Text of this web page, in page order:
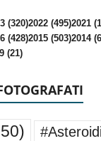
(320)2022 (495)2021
(428)2015 (503)2014
(21)
#Asteroidi